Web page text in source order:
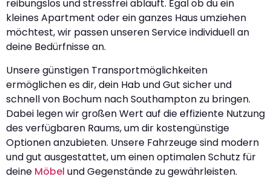
reibungslos und stressfrei abläuft. Egal ob du ein
kleines Apartment oder ein ganzes Haus umziehen
möchtest, wir passen unseren Service individuell an
deine Bedürfnisse an.
Unsere günstigen Transportmöglichkeiten
ermöglichen es dir, dein Hab und Gut sicher und
schnell von Bochum nach Southampton zu bringen.
Dabei legen wir großen Wert auf die effiziente Nutzung
des verfügbaren Raums, um dir kostengünstige
Optionen anzubieten. Unsere Fahrzeuge sind modern
und gut ausgestattet, um einen optimalen Schutz für
deine Möbel und Gegenstände zu gewährleisten.